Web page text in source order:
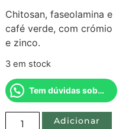
Chitosan, faseolamina e
café verde, com crómio
e zinco.
3 em stock
Tem dúvidas sobre este produto?
Adicionar